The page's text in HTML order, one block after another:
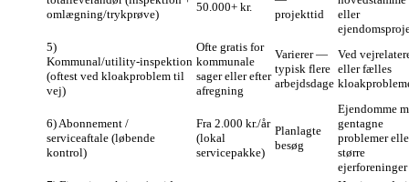
omlægning/trykprøve)
50.000+ kr.
projekttid
eller
5)
Kommunal/utility‑inspektion
(oftest ved kloakproblem til
vej)
Ofte gratis for
kommunale
sager eller efter
afregning
Varierer —
typisk flere
arbejdsdage
Ved
eller fælles
6) Abonnement /
serviceaftale (løbende
kontrol)
Fra 2.000 kr./år
(lokal
servicepakke)
Planlagte
besøg
Ejendomme
gentagne
problemer
større
ejerforeninger